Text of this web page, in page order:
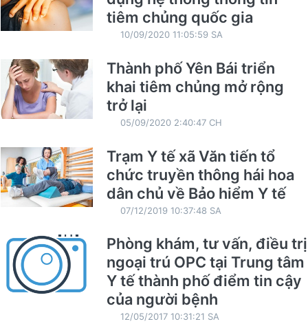
tiêm chủng quốc gia
10/09/2020 11:05:59 SA
Thành phố Yên Bái triển
khai tiêm chủng mở rộng
trở lại
05/09/2020 2:40:47 CH
Trạm Y tế xã Văn tiến tổ
chức truyền thông hái hoa
dân chủ về Bảo hiểm Y tế
07/12/2019 10:37:48 SA
Phòng khám, tư vấn, điều trị
ngoại trú OPC tại Trung tâm
Y tế thành phố điểm tin cậy
của người bệnh
12/05/2017 10:31:21 SA